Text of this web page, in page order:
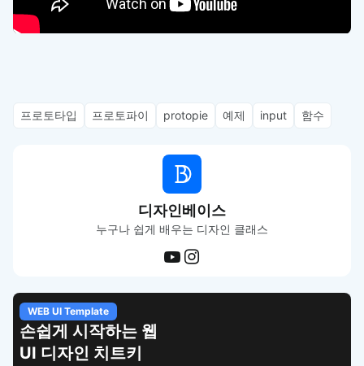
프로토타입 프로토파이 protopie 예제 input 함수
디자인베이스
누구나 쉽게 배우는 디자인 클래스
WEB UI Template
손쉽게 시작하는 웹
UI 디자인 치트키